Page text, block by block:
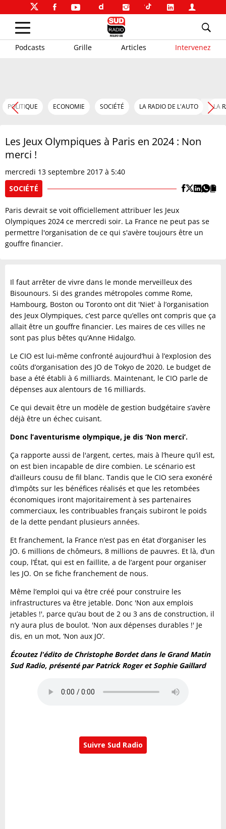
Podcasts Grille Articles Intervenez
POLITIQUE ECONOMIE SOCIÉTÉ LA RADIO DE L'AUTO LA
Les Jeux Olympiques à Paris en 2024 : Non
merci !
mercredi 13 septembre 2017 à 5:40
SOCIÉTÉ
Paris devrait se voit officiellement attribuer les Jeux
Olympiques 2024 ce mercredi soir. La France ne peut pas se
permettre l'organisation de ce qui s'avère toujours être un
gouffre financier.
Il faut arrêter de vivre dans le monde merveilleux des
Bisounours. Si des grandes métropoles comme Rome,
Hambourg, Boston ou Toronto ont dit 'Niet' à l’organisation
des Jeux Olympiques, c’est parce qu’elles ont compris que ça
allait être un gouffre financier. Les maires de ces villes ne
sont pas plus bêtes qu’Anne Hidalgo.
Le CIO est lui-même confronté aujourd’hui à l’explosion des
coûts d’organisation des JO de Tokyo de 2020. Le budget de
base a été établi à 6 milliards. Maintenant, le CIO parle de
dépenses aux alentours de 16 milliards.
Ce qui devait être un modèle de gestion budgétaire s’avère
déjà être un échec cuisant.
Donc l’aventurisme olympique, je dis ‘Non merci’.
Ça rapporte aussi de l'argent, certes, mais à l’heure qu’il est,
on est bien incapable de dire combien. Le scénario est
d’ailleurs cousu de fil blanc. Tandis que le CIO sera exonéré
d’impôts sur les bénéfices réalisés et que les retombées
économiques iront majoritairement à ses partenaires
commerciaux, les contribuables français subiront le poids
de la dette pendant plusieurs années.
Et franchement, la France n’est pas en état d’organiser les
JO. 6 millions de chômeurs, 8 millions de pauvres. Et là, d’un
coup, l’État, qui est en faillite, a de l’argent pour organiser
les JO. On se fiche franchement de nous.
Même l’emploi qui va être créé pour construire les
infrastructures va être jetable. Donc 'Non aux emplois
jetables !', parce qu’au bout de 2 ou 3 ans de construction, il
n’y aura plus de boulot. 'Non aux dépenses durables !' Je
dis, en un mot, ‘Non aux JO’.
Écoutez l'édito de Christophe Bordet dans le Grand Matin
Sud Radio, présenté par Patrick Roger et Sophie Gaillard
Suivre Sud Radio